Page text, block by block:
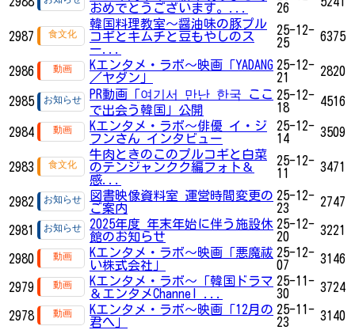
おめでとうございます。...
26
2987
韓国料理教室～醤油味の豚プル
コギとキムチと豆もやしのス
ー...
25-12-
25
6375
2986
Kエンタメ・ラボ～映画「YADANG
／ヤダン」
25-12-
21
2820
2985
PR動画「여기서 만난 한국 ここ
で出会う韓国」公開
25-12-
18
4516
2984
Kエンタメ・ラボ～俳優 イ・ジ
フンさん インタビュー
25-12-
14
3509
2983
牛肉ときのこのプルコギと白菜
のテンジャンクク編フォト＆
感...
25-12-
11
3471
2982
図書映像資料室 運営時間変更の
ご案内
25-12-
23
2747
2981
2025年度 年末年始に伴う施設休
館のお知らせ
25-12-
20
3221
2980
Kエンタメ・ラボ～映画「悪魔祓
い株式会社」
25-12-
07
3146
2979
Kエンタメ・ラボ～「韓国ドラマ
＆エンタメChannel ...
25-11-
30
3724
2978
Kエンタメ・ラボ～映画「12月の
君へ」
25-11-
23
3140